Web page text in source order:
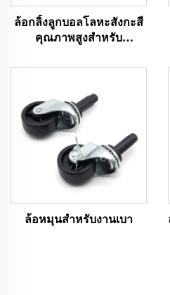
ล้อกลิ้งลูกบอลโลหะสังกะสี
คุณภาพสูงสำหรับ
ล้อหมุนสำหรับงานเบา